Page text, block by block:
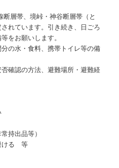
層帯、境峠・神谷断層帯（と
れています。引き続き、日ごろ
をお願いします。
の水・食料、携帯トイレ等の備
確認の方法、避難場所・避難経
持出品等）
ける 等